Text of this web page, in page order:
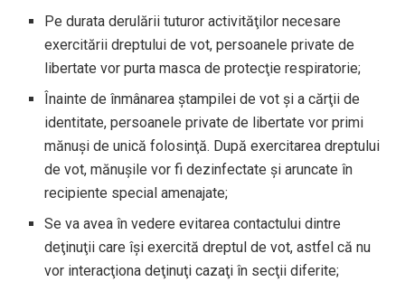
Pe durata derulării tuturor activităţilor necesare
exercitării dreptului de vot, persoanele private de
libertate vor purta masca de protecţie respiratorie;
Înainte de înmânarea ştampilei de vot şi a cărţii de
identitate, persoanele private de libertate vor primi
mănuşi de unică folosinţă. După exercitarea dreptului
de vot, mănuşile vor fi dezinfectate şi aruncate în
recipiente special amenajate;
Se va avea în vedere evitarea contactului dintre
deţinuţii care îşi exercită dreptul de vot, astfel că nu
vor interacţiona deţinuţi cazaţi în secţii diferite;